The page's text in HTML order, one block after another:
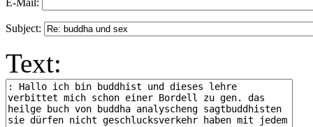
E-Mail:
Subject:
Text: